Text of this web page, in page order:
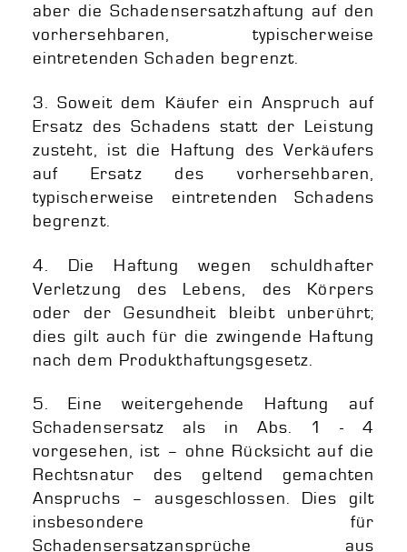
aber die Schadensersatzhaftung auf den
vorhersehbaren, typischerweise
eintretenden Schaden begrenzt.
3. Soweit dem Käufer ein Anspruch auf
Ersatz des Schadens statt der Leistung
zusteht, ist die Haftung des Verkäufers
auf Ersatz des vorhersehbaren,
typischerweise eintretenden Schadens
begrenzt.
4. Die Haftung wegen schuldhafter
Verletzung des Lebens, des Körpers
oder der Gesundheit bleibt unberührt;
dies gilt auch für die zwingende Haftung
nach dem Produkthaftungsgesetz.
5. Eine weitergehende Haftung auf
Schadensersatz als in Abs. 1 - 4
vorgesehen, ist – ohne Rücksicht auf die
Rechtsnatur des geltend gemachten
Anspruchs – ausgeschlossen. Dies gilt
insbesondere für
Schadensersatzansprüche aus